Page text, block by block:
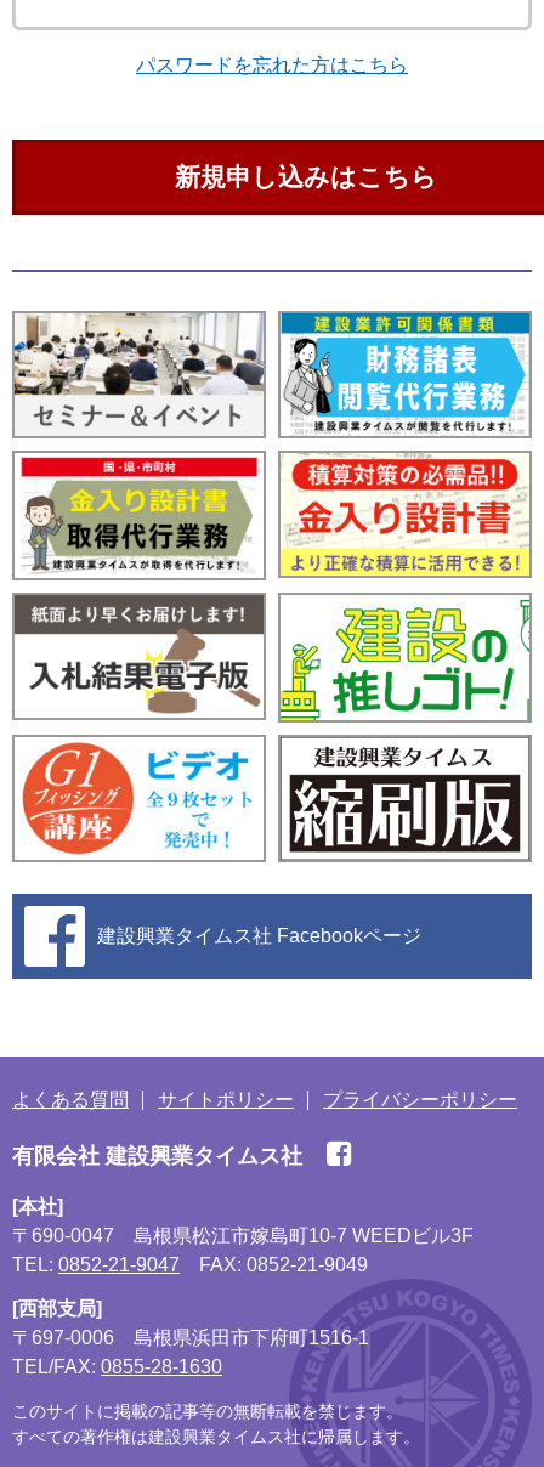
パスワードを忘れた方はこちら
新規申し込みはこちら
建設興業タイムス社 Facebookページ
よくある質問 サイトポリシー プライバシーポリシー
有限会社 建設興業タイムス社
[本社]
〒690-0047
島根県松江市嫁島町10-7 WEEDビル3F
TEL: 0852-21-9047 FAX: 0852-21-9049
[西部支局]
〒697-0006
島根県浜田市下府町1516-1
TEL/FAX: 0855-28-1630
このサイトに掲載の記事等の無断転載を禁じます。
すべての著作権は建設興業タイムス社に帰属します。